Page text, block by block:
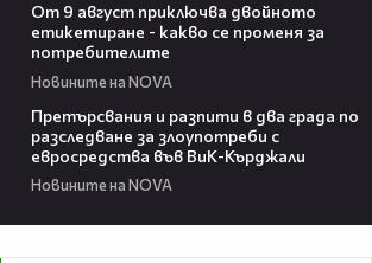
От 9 август приключва двойното
етикетиране - какво се променя за
потребителите
Новините на NOVA
Претърсвания и разпити в два града по
разследване за злоупотреби с
евросредства във ВиК-Кърджали
Новините на NOVA